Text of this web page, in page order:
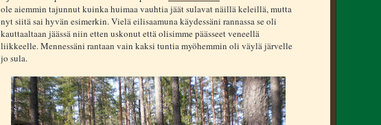
ole aiemmin tajunnut kuinka huimaa vauhtia jäät sulavat näillä keleillä, mutta
nyt siitä sai hyvän esimerkin. Vielä eilisaamuna käydessäni rannassa se oli
kauttaaltaan jäässä niin etten uskonut että olisimme päässeet veneellä
liikkeelle. Mennessäni rantaan vain kaksi tuntia myöhemmin oli väylä järvelle
jo sula.